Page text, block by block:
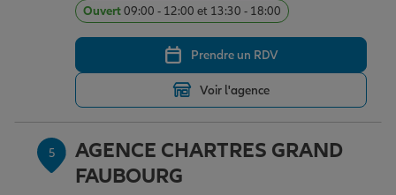
Ouvert09:00 - 12:00 et 13:30 - 18:00
Prendre un RDV
Voir l'agence
5
AGENCE CHARTRES GRAND
FAUBOURG